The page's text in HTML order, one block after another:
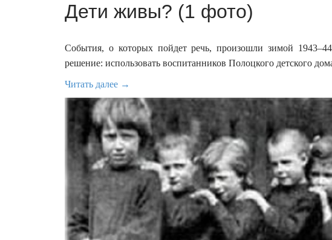
Дети живы? (1 фото)
События, о которых пойдет речь, произошли зимой
решение: использовать воспитанников Полоцкого детского
Читать далее →